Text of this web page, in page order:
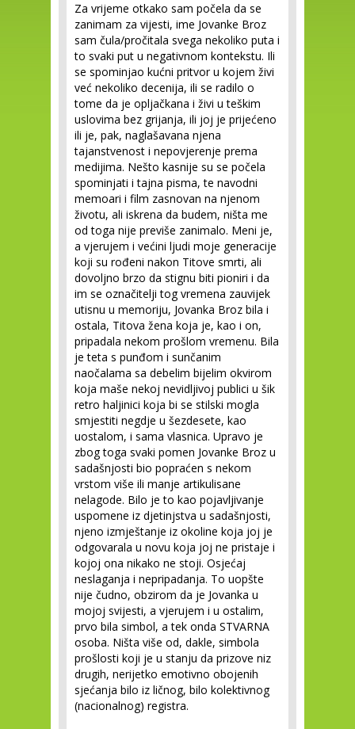
Za vrijeme otkako sam počela da se
zanimam za vijesti, ime Jovanke Broz
sam čula/pročitala svega nekoliko puta i
to svaki put u negativnom kontekstu. Ili
se spominjao kućni pritvor u kojem živi
već nekoliko decenija, ili se radilo o
tome da je opljačkana i živi u teškim
uslovima bez grijanja, ili joj je prijećeno
ili je, pak, naglašavana njena
tajanstvenost i nepovjerenje prema
medijima. Nešto kasnije su se počela
spominjati i tajna pisma, te navodni
memoari i film zasnovan na njenom
životu, ali iskrena da budem, ništa me
od toga nije previše zanimalo. Meni je,
a vjerujem i većini ljudi moje generacije
koji su rođeni nakon Titove smrti, ali
dovoljno brzo da stignu biti pioniri i da
im se označitelji tog vremena zauvijek
utisnu u memoriju, Jovanka Broz bila i
ostala, Titova žena koja je, kao i on,
pripadala nekom prošlom vremenu. Bila
je teta s punđom i sunčanim
naočalama sa debelim bijelim okvirom
koja maše nekoj nevidljivoj publici u šik
retro haljinici koja bi se stilski mogla
smjestiti negdje u šezdesete, kao
uostalom, i sama vlasnica. Upravo je
zbog toga svaki pomen Jovanke Broz u
sadašnjosti bio popraćen s nekom
vrstom više ili manje artikulisane
nelagode. Bilo je to kao pojavljivanje
uspomene iz djetinjstva u sadašnjosti,
njeno izmještanje iz okoline koja joj je
odgovarala u novu koja joj ne pristaje i
kojoj ona nikako ne stoji. Osjećaj
neslaganja i nepripadanja. To uopšte
nije čudno, obzirom da je Jovanka u
mojoj svijesti, a vjerujem i u ostalim,
prvo bila simbol, a tek onda STVARNA
osoba. Ništa više od, dakle, simbola
prošlosti koji je u stanju da prizove niz
drugih, nerijetko emotivno obojenih
sjećanja bilo iz ličnog, bilo kolektivnog
(nacionalnog) registra.